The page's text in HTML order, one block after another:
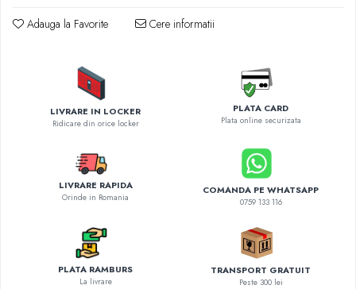
Aparate de spalat cu presiune
Adauga la Favorite Cere informatii
LIVRARE IN LOCKER
Ridicare din orice locker
PLATA CARD
Plata online securizata
LIVRARE RAPIDA
Orinde in Romania
COMANDA PE WHATSAPP
0759 133 116
PLATA RAMBURS
La livrare
TRANSPORT GRATUIT
Peste 300 lei